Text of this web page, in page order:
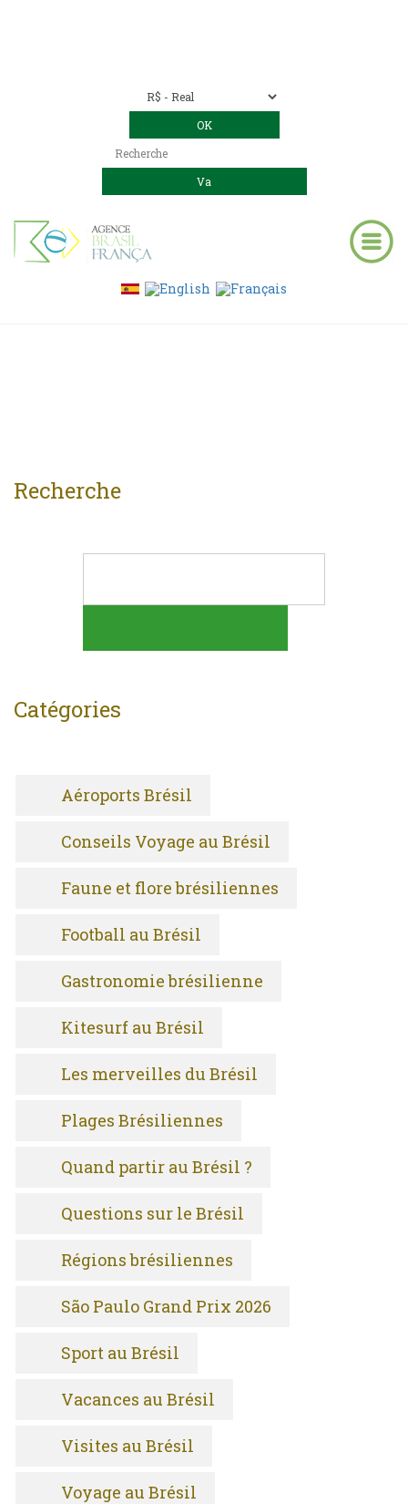
Recherche
Catégories
Aéroports Brésil
Conseils Voyage au Brésil
Faune et flore brésiliennes
Football au Brésil
Gastronomie brésilienne
Kitesurf au Brésil
Les merveilles du Brésil
Plages Brésiliennes
Quand partir au Brésil ?
Questions sur le Brésil
Régions brésiliennes
São Paulo Grand Prix 2026
Sport au Brésil
Vacances au Brésil
Visites au Brésil
Voyage au Brésil